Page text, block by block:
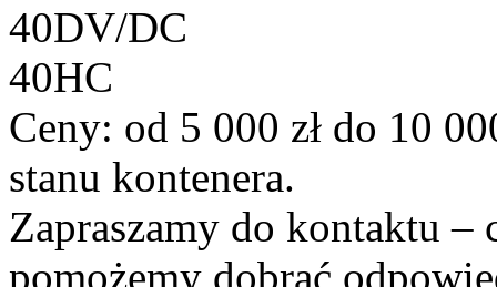
40DV/DC
40HC
Ceny: od 5 000 zł do 10
stanu kontenera.
Zapraszamy do kontaktu
pomożemy dobrać